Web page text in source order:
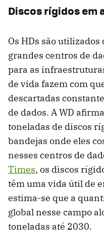
Discos rígidos em
Os HDs são
grandes centros de
para as
de vida fazem com
descartadas
de dados. A WD
toneladas de discos
bandejas onde eles
nesses centros de
Times, os discos
têm uma vida útil de
estima-se que a
global nesse campo
toneladas até 2030.